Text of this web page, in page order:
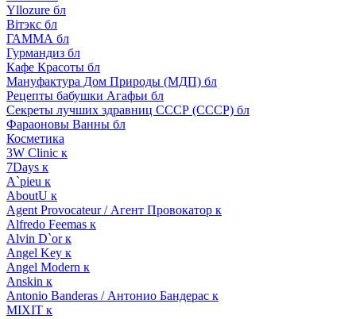
Yllozure бл
Вiтэкс бл
ГАММА бл
Гурмандиз бл
Кафе Красоты бл
Мануфактура Дом Природы (МДП) бл
Рецепты бабушки Агафьи бл
Секреты лучших здравниц СССР (СССР) бл
Фараоновы Ванны бл
Косметика
3W Clinic к
7Days к
A`pieu к
AboutU к
Agent Provocateur / Агент Провокатор к
Alfredo Feemas к
Alvin D`or к
Angel Key к
Angel Modern к
Anskin к
Antonio Banderas / Антонио Бандерас к
MIXIT к